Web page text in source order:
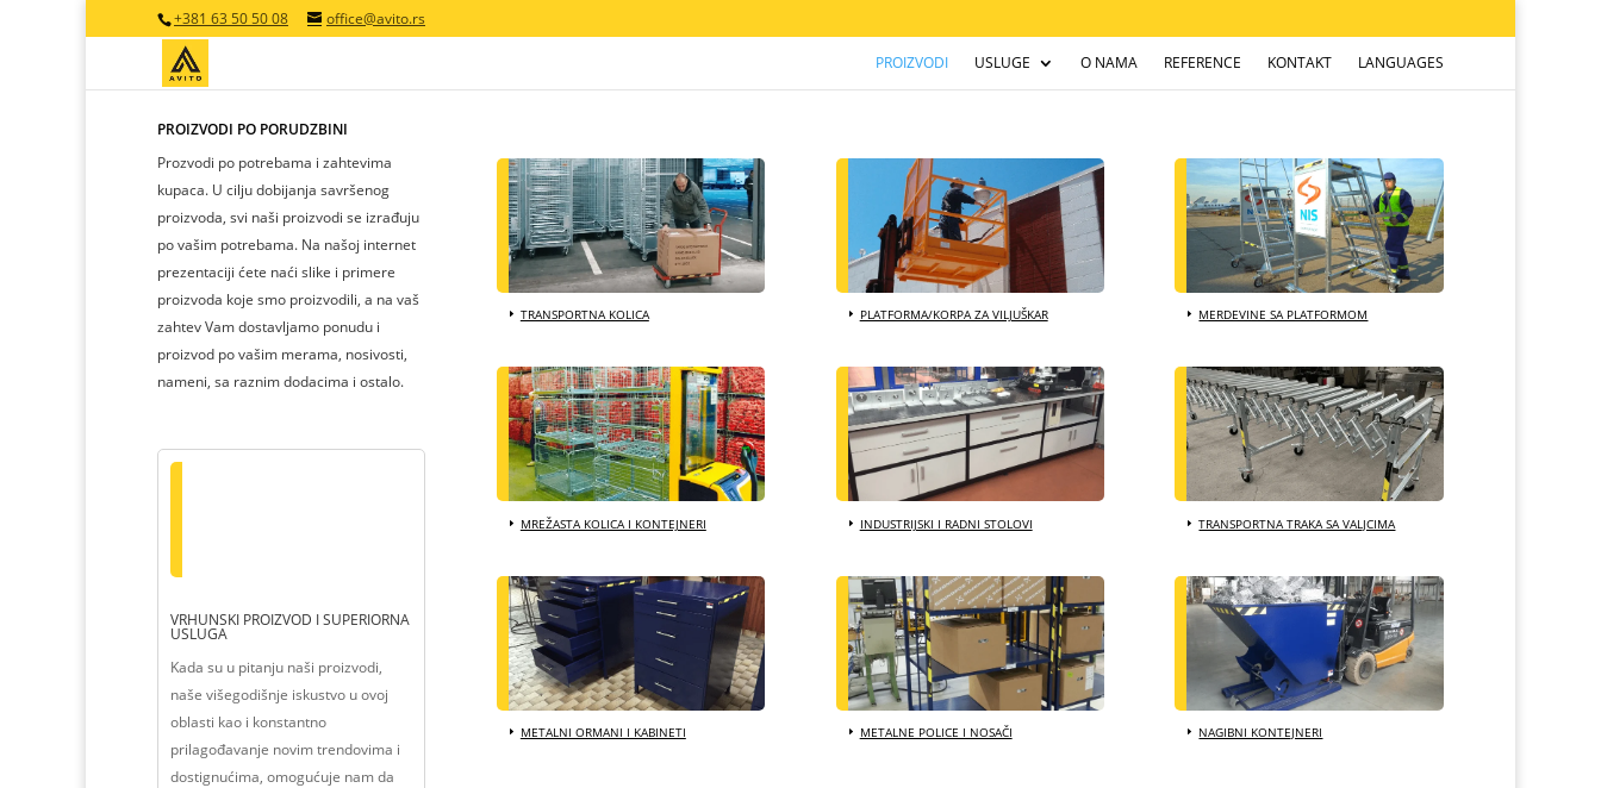
+381 63 50 50 08 office@avito.rs
PROIZVODI USLUGE O NAMA REFERENCE KONTAKT LANGUAGES
PROIZVODI PO PORUDŽBINI
Prozvodi po potrebama i zahtevima
kupaca. U cilju dobijanja savršenog
proizvoda, svi naši proizvodi se izrađuju
po vašim potrebama. Na našoj internet
prezentaciji ćete naći slike i primere
proizvoda koje smo proizvodili, a na vaš
zahtev Vam dostavljamo ponudu i
proizvod po vašim merama, nosivosti,
nameni, sa raznim dodacima i ostalo.
VRHUNSKI PROIZVOD I SUPERIORNA
USLUGA
Kada su u pitanju naši proizvodi,
naše višegodišnje iskustvo u ovoj
oblasti kao i konstantno
prilagođavanje novim trendovima i
dostignućima, omogućuje nam da
TRANSPORTNA KOLICA
MREŽASTA KOLICA I KONTEJNERI
PLATFORMA/KORPA ZA VILJUŠKAR
INDUSTRIJSKI I RADNI STOLOVI
MERDEVINE SA PLATFORMOM
TRANSPORTNA TRAKA SA VALJCIMA
METALNI ORMANI I KABINETI METALNE POLICE I NOSAČI NAGIBNI KONTEJNERI